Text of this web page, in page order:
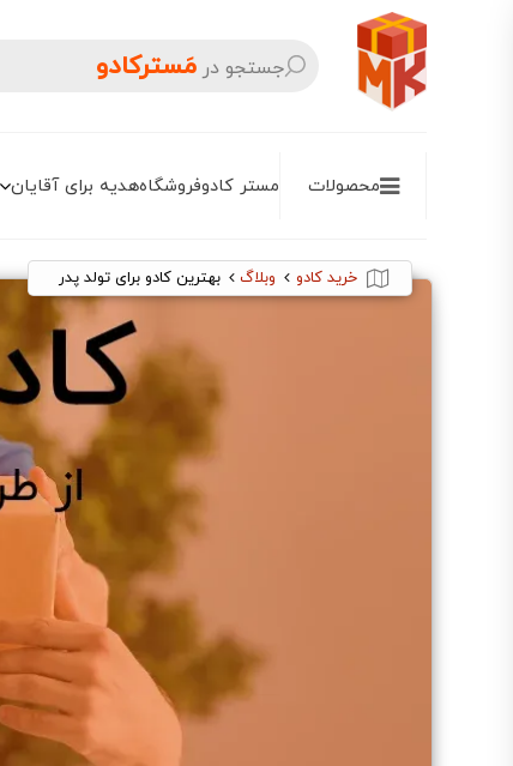
جستجو درمَسترکادو
محصولات مستر کادوفروشگاههدیه برای آقایان
خرید کادو وبلاگ بهترین کادو برای تولد پدر